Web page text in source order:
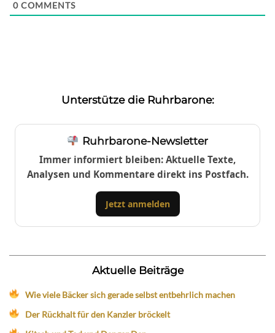
0 COMMENTS
Unterstütze die Ruhrbarone:
Ruhrbarone-Newsletter
Immer informiert bleiben: Aktuelle Texte,
Analysen und Kommentare direkt ins Postfach.
Jetzt anmelden
Aktuelle Beiträge
Wie viele Bäcker sich gerade selbst entbehrlich machen
Der Rückhalt für den Kanzler bröckelt